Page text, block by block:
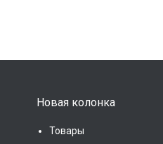
Новая колонка
Товары